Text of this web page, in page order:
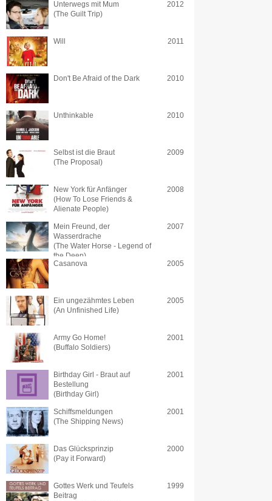
Unterwegs mit Mum
(The Guilt Trip)
2012
Will 2011
Don't Be Afraid of the Dark 2010
Unthinkable 2010
Selbst ist die Braut
(The Proposal)
2009
New York für Anfänger
(How To Lose Friends &
Alienate People)
2008
Mein Freund, der
Wasserdrache
(The Water Horse - Legend of
the Deep)
2007
Casanova 2005
Ein ungezähmtes Leben
(An Unfinished Life)
2005
Army Go Home!
(Buffalo Soldiers)
2001
Birthday Girl - Braut auf
Bestellung
(Birthday Girl)
2001
Schiffsmeldungen
(The Shipping News)
2001
Das Glücksprinzip
(Pay it Forward)
2000
Gottes Werk und Teufels
Beitrag
1999